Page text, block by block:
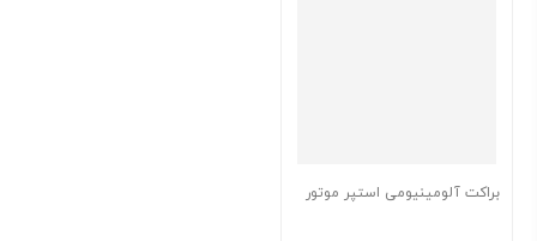
براکت آلومینیومی استپر موتور